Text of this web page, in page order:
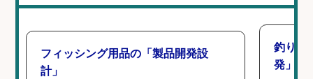
フィッシング用品の「製品開発設
計」
釣り好
発」/